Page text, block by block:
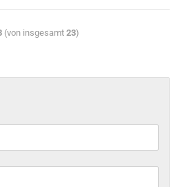
(von insgesamt 23)